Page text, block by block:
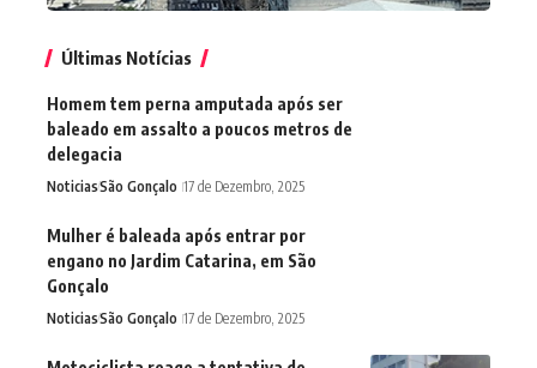
Últimas Notícias
Homem tem perna amputada após ser
baleado em assalto a poucos metros de
delegacia
NoticiasSão Gonçalo 17 de Dezembro, 2025
Mulher é baleada após entrar por
engano no Jardim Catarina, em São
Gonçalo
NoticiasSão Gonçalo 17 de Dezembro, 2025